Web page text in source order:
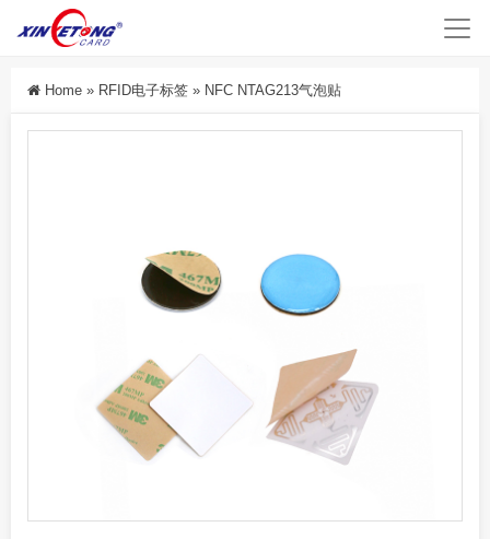
Home » RFID电子标签 » NFC NTAG213气泡贴